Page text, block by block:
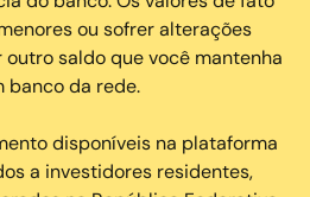
ou sofrer alterações
saldo que você mantenha
banco da rede.
disponíveis na plataforma
a investidores residentes,